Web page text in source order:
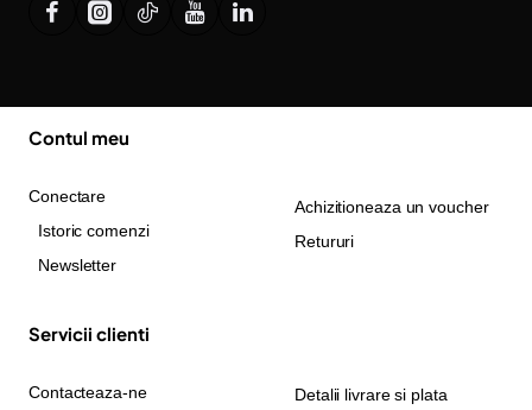
Contul meu
Conectare
Istoric comenzi
Newsletter
Achizitioneaza un voucher
Retururi
Servicii clienti
Contacteaza-ne
Detalii livrare si plata